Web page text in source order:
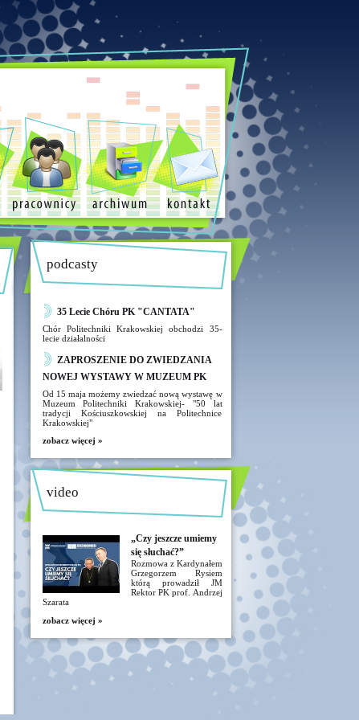
podcasty
35 Lecie Chóru PK "CANTATA"
Chór Politechniki Krakowskiej obchodzi 35-
lecie działalności
ZAPROSZENIE DO ZWIEDZANIA
NOWEJ WYSTAWY W MUZEUM PK
Od 15 maja możemy zwiedzać nową wystawę w
Muzeum Politechniki Krakowskiej- "50 lat
tradycji Kościuszkowskiej na Politechnice
Krakowskiej"
zobacz więcej »
video
„Czy jeszcze umiemy
się słuchać?”
Rozmowa z Kardynałem
Grzegorzem Rysiem
którą prowadził JM
Rektor PK prof. Andrzej
Szarata
zobacz więcej »